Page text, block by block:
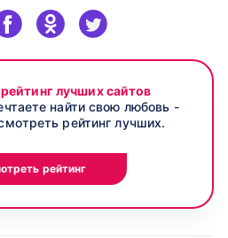
рейтинг лучших сайтов
найти свою любовь -
рейтинг лучших.
рейтинг